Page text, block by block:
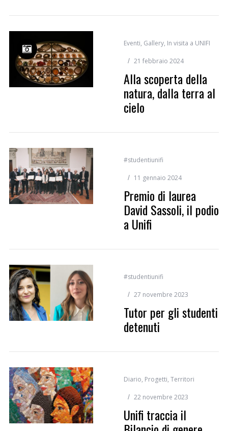
Eventi, Gallery, In visita a UNIFI
21 febbraio 2024
Alla scoperta della
natura, dalla terra al
cielo
#studentiunifi
11 gennaio 2024
Premio di laurea
David Sassoli, il podio
a Unifi
#studentiunifi
27 novembre 2023
Tutor per gli studenti
detenuti
Diario, Progetti, Territori
22 novembre 2023
Unifi traccia il